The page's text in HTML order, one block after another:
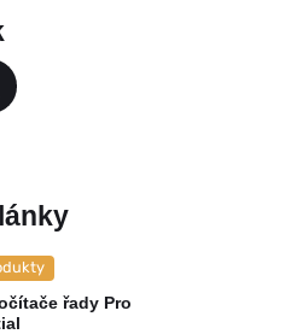
řady Pro